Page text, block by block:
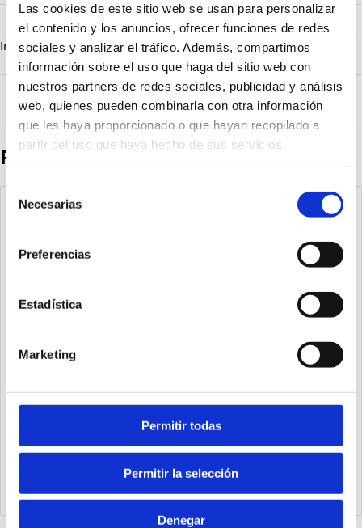
Las cookies de este sitio web se usan para personalizar
el contenido y los anuncios, ofrecer funciones de redes
sociales y analizar el tráfico. Además, compartimos
información sobre el uso que haga del sitio web con
nuestros partners de redes sociales, publicidad y análisis
web, quienes pueden combinarla con otra información
que les haya proporcionado o que hayan recopilado a
partir del uso que haya hecho de sus servicios.
Necesarias
Preferencias
Estadística
Marketing
Permitir todas
Permitir la selección
Denegar
CatalogoGeneral-EN.pdf
Descargar
Serie_1303-1308.pdf
Descargar
Información destacada Detalles técnicosVista 3D
Productos destacados
1540.25.20.03.1
Cilindro Ecompact Ø25 carrera 20 versión vástago pasante
de acero inoxidable con rosca hembra, magnético y doble